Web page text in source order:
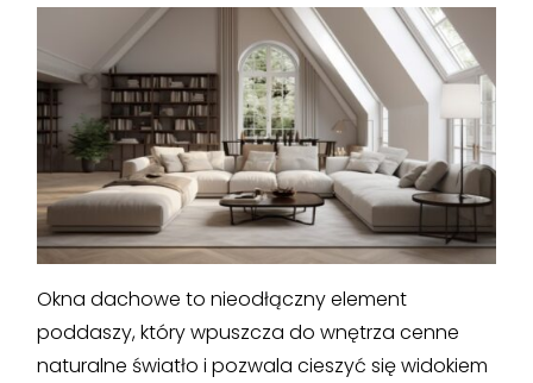
Okna dachowe to nieodłączny element
poddaszy, który wpuszcza do wnętrza cenne
naturalne światło i pozwala cieszyć się widokiem